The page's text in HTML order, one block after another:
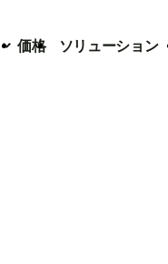
価格 ソリューション